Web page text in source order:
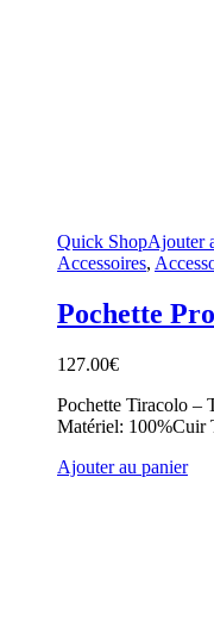
Quick ShopAjouter
Accessoires,
Pochette
127.00€
Pochette Tiracolo –
Matériel: 100%Cuir
Ajouter au panier